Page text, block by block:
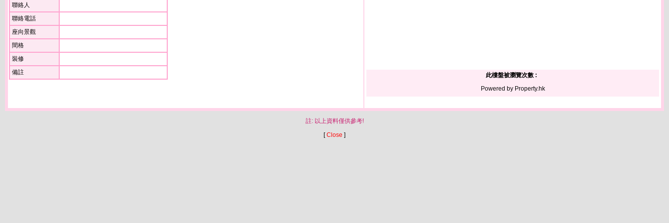
聯絡人
聯絡電話
座向景觀
間格
裝修
備註
此樓盤被瀏覽次數 :
Powered by Property.hk
註: 以上資料僅供參考!
[Close ]